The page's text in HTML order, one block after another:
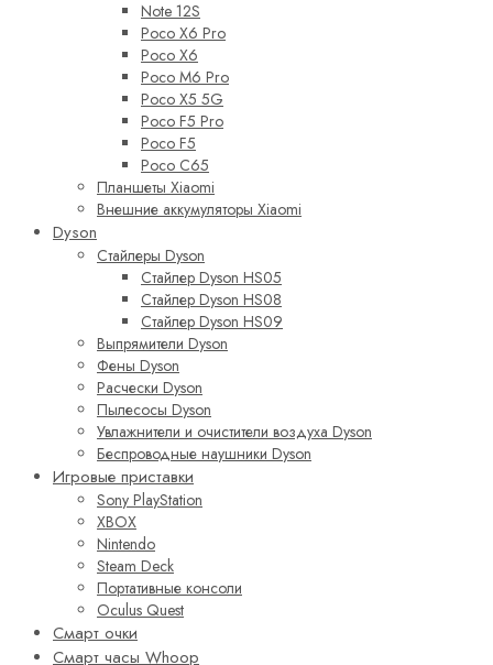
Note 12S
Poco X6 Pro
Poco X6
Poco M6 Pro
Poco X5 5G
Poco F5 Pro
Poco F5
Poco C65
Планшеты Xiaomi
Внешние аккумуляторы Xiaomi
Dyson
Стайлеры Dyson
Стайлер Dyson HS05
Стайлер Dyson HS08
Стайлер Dyson HS09
Выпрямители Dyson
Фены Dyson
Расчески Dyson
Пылесосы Dyson
Увлажнители и очистители воздуха Dyson
Беспроводные наушники Dyson
Игровые приставки
Sony PlayStation
XBOX
Nintendo
Steam Deck
Портативные консоли
Oculus Quest
Смарт очки
Смарт часы Whoop